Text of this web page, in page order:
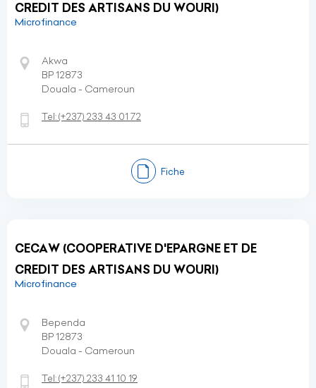
CREDIT DES ARTISANS DU WOURI)
Microfinance
Akwa
BP 12873
Douala - Cameroun
Tel:(+237) 233 43 01 72
Fiche
CECAW (COOPERATIVE D'EPARGNE ET DE
CREDIT DES ARTISANS DU WOURI)
Microfinance
Bependa
BP 12873
Douala - Cameroun
Tel:(+237) 233 41 10 19